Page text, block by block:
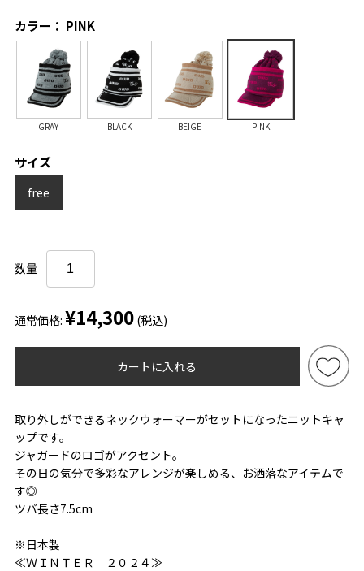
カラー： PINK
GRAY BLACK BEIGE PINK
サイズ
free
数量
通常価格: ¥14,300 (税込)
カートに入れる
取り外しができるネックウォーマーがセットになったニットキャ
ップです。
ジャガードのロゴがアクセント。
その日の気分で多彩なアレンジが楽しめる、お洒落なアイテムで
す◎
ツバ長さ7.5cm
※日本製
≪ＷＩＮＴＥＲ ２０２４≫